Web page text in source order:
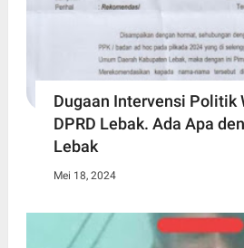
Dugaan Intervensi Politik
DPRD Lebak. Ada Apa
Lebak
Mei 18, 2024